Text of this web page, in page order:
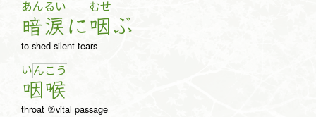
あん
暗
るい
涙に
むせ
咽ぶ
to shed silent tears
いん
咽
こ う
喉
throat ②vital passage